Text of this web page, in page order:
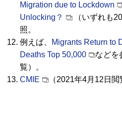
Migration due to Lockdown
Unlocking？
（いずれも
照。
例えば、
Migrants Return to
Deaths Top 50,000
などを
覧）。
CMIE
（2021年4月12日閲